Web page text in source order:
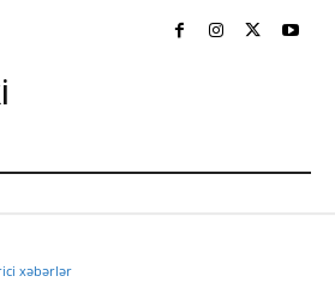
xəbərlər